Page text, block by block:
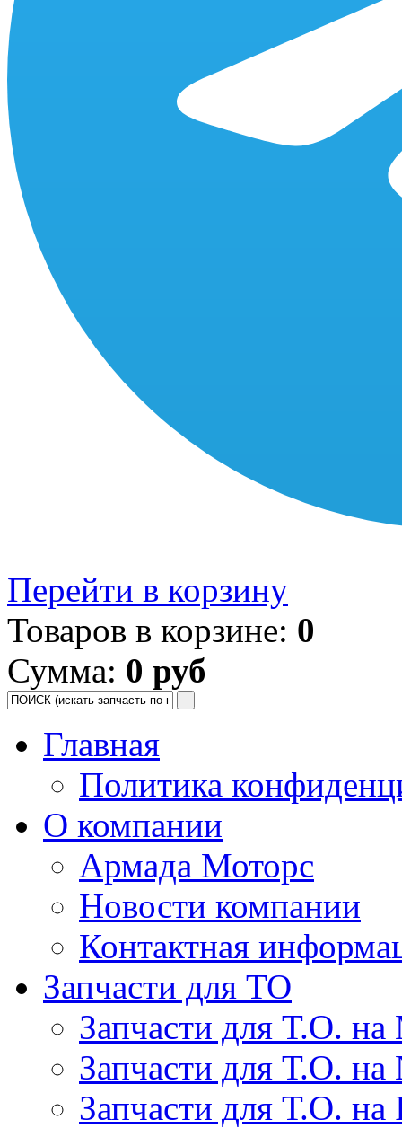
Перейти в корзину
Товаров в корзине: 0
Сумма: 0 руб
Главная
Политика
О компании
Армада Моторс
Новости компании
Контактная
Запчасти для ТО
Запчасти для Т.О. на
Запчасти для Т.О. на
Запчасти для Т.О.